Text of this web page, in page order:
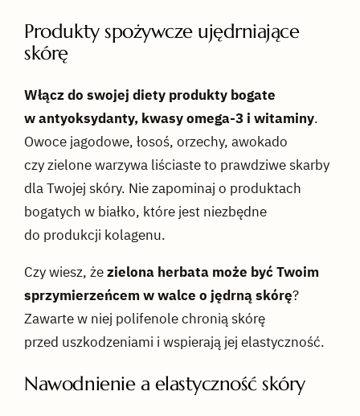
Produkty spożywcze ujędrniające
skórę
Włącz do swojej diety produkty bogate
w antyoksydanty, kwasy omega-3 i witaminy.
Owoce jagodowe, łosoś, orzechy, awokado
czy zielone warzywa liściaste to prawdziwe skarby
dla Twojej skóry. Nie zapominaj o produktach
bogatych w białko, które jest niezbędne
do produkcji kolagenu.
Czy wiesz, żezielona herbata może być Twoim
sprzymierzeńcem w walce o jędrną skórę?
Zawarte w niej polifenole chronią skórę
przed uszkodzeniami i wspierają jej elastyczność.
Nawodnienie a elastyczność skóry